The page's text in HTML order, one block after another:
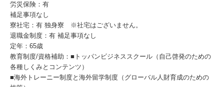
労災保険：有
補足事項なし
寮社宅：有 独身寮 ※社宅はございません。
退職金制度：有 補足事項なし
定年：65歳
教育制度/資格補助：■トッパンビジネススクール（自己啓発のための
各種しくみとコンテンツ）
■海外トレーニー制度と海外留学制度（グローバル人財育成のための